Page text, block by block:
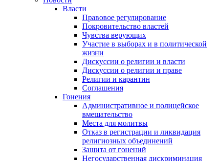
Власти
Правовое регулирование
Покровительство властей
Чувства верующих
Участие в выборах и в политической
жизни
Дискуссии о религии и власти
Дискуссии о религии и праве
Религии и карантин
Соглашения
Гонения
Административное и полицейское
вмешательство
Места для молитвы
Отказ в регистрации и ликвидация
религиозных объединений
Защита от гонений
Негосударственная дискриминация